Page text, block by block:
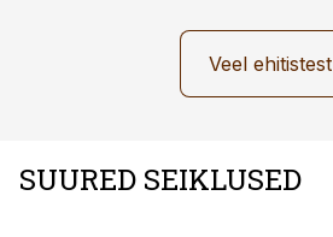
Veel ehitistest
SUURED SEIKLUSED